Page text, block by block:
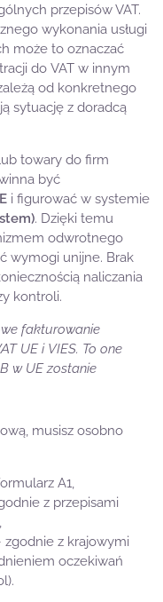
przepisów VAT.
wykonania usługi
może to oznaczać
do VAT w innym
od konkretnego
sytuację z doradcą
towary do firm
być
i figurować w systemie
. Dzięki temu
odwrotnego
wymogi unijne. Brak
naliczania
kontroli.
fakturowanie
UE i VIES. To one
w UE zostanie
musisz osobno
A1,
z przepisami
zgodnie z krajowymi
oczekiwań